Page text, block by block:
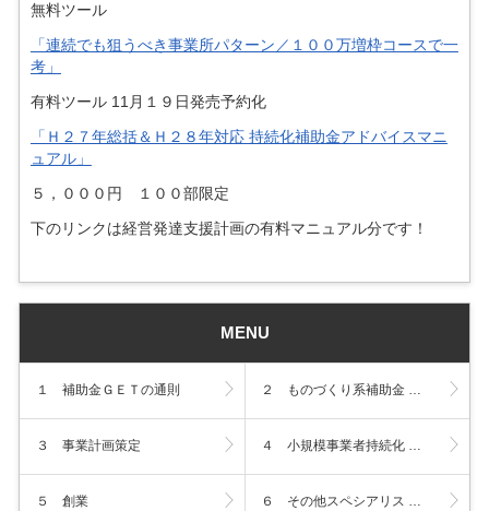
無料ツール
「連続でも狙うべき事業所パターン／１００万増枠コースで一
考」
有料ツール 11月１９日発売予約化
「Ｈ２７年総括＆Ｈ２８年対応 持続化補助金アドバイスマニ
ュアル」
５，０００円 １００部限定
下のリンクは経営発達支援計画の有料マニュアル分です！
MENU
１ 補助金ＧＥＴの通則 ２ ものづくり系補助金 …
３ 事業計画策定 ４ 小規模事業者持続化 …
５ 創業 ６ その他スペシアリス …